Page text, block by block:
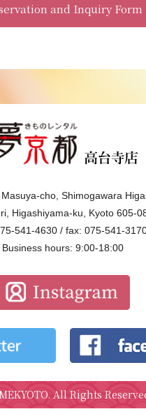
and Inquiry Form
cho, Shimogawara
Higashiyama-ku, Kyoto 605-
541-4630 / fax: 075-541-
Business hours: 9:00-18:00
. All Rights